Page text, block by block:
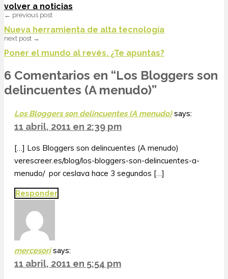
volver a noticias
← previous post
Nueva herramienta de alta tecnología
next post →
Poner el mundo al revés. ¿Te apuntas?
6 Comentarios en “Los Bloggers son
delincuentes (A menudo)”
Los Bloggers son delincuentes (A menudo) says:
11 abril, 2011 en 2:39 pm
[…] Los Bloggers son delincuentes (A menudo)
verescreer.es/blog/los-bloggers-son-delincuentes-a-
menudo/ por ceslava hace 3 segundos […]
Responder
mercesori says:
11 abril, 2011 en 5:54 pm